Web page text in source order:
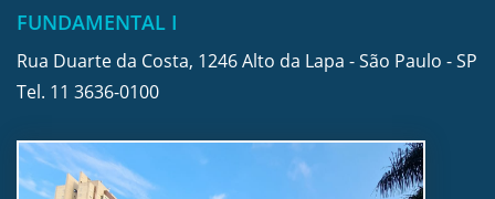
FUNDAMENTAL I
Rua Duarte da Costa, 1246 Alto da Lapa - São Paulo - SP
Tel. 11 3636-0100